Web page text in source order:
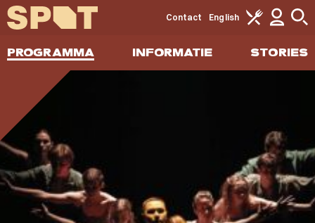
PROGRAMMA INFORMATIE STORIES
Contact English